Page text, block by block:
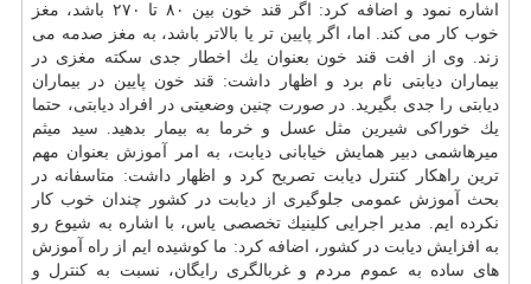
اشاره نمود و اضافه كرد: اگر قند خون بین ۸۰ تا ۲۷۰ باشد، مغز
خوب كار می كند. اما، اگر پایین تر یا بالاتر باشد، به مغز صدمه می
زند. وی از افت قند خون بعنوان یك اخطار جدی سكته مغزی در
بیماران دیابتی نام برد و اظهار داشت: قند خون پایین در بیماران
دیابتی را جدی بگیرید. در صورت چنین وضعیتی در افراد دیابتی، حتما
یك خوراكی شیرین مثل عسل و خرما به بیمار بدهید. سید میثم
میرهاشمی دبیر همایش خیابانی دیابت، به امر
آموزش بعنوان مهم
ترین راهكار كنترل دیابت تصریح كرد و اظهار داشت: متاسفانه در
بحث آموزش عمومی جلوگیری از دیابت در كشور چندان خوب كار
نكرده ایم. مدیر اجرایی كلینیك تخصصی یاس، با اشاره به شیوع رو
به افزایش دیابت در كشور، اضافه كرد: ما كوشیده ایم از راه آموزش
های ساده به عموم مردم و غربالگری رایگان، نسبت به كنترل و